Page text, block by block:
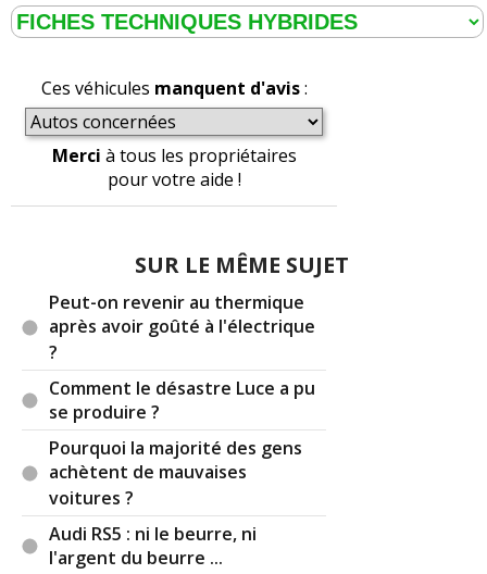
Par exemple chez Bmw le twin power turbo qui a
- deux petit turbo de taille identique
- un turbo unique actionner par 2 flux
d’échappement
- un gros et un petit turbo avec suralimentation à
flux d’échappement cela signifie que le que par
exemple sur 6 en ligne qui possède celle ci je
pense au M4 M140i M240i m3 f80 etc c’est à dire
qu’il y’a 2 collecteur 3 cylindres pour chaque
collecteurs du coup ce qui justifie les double sortie
car tout ne sors pas du même coter dès le début
c’est coupé en deux donc pour moi les c’est
justifier car dès le début c’est directement coupé
deux
Il y a 2réaction(s) sur ce commentaire :
Ces véhicules manquent d'avis:
Merci à tous les propriétaires
pour votre aide !
SUR LE MÊME SUJET
Peut-on revenir au thermique
après avoir goûté à l'électrique
?
Comment le désastre Luce a pu
se produire ?
Pourquoi la majorité des gens
achètent de mauvaises
voitures ?
Audi RS5 : ni le beurre, ni
l'argent du beurre ...